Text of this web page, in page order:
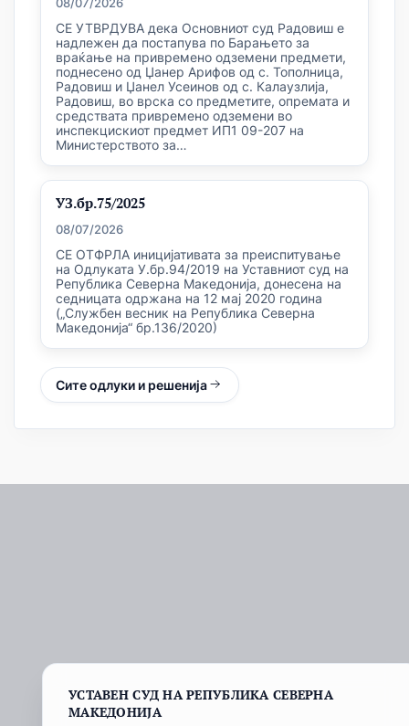
08/07/2026
СЕ УТВРДУВА дека Основниот суд Радовиш е
надлежен да постапува по Барањето за
враќање на привремено одземени предмети,
поднесено од Џанер Арифов од с. Тополница,
Радовиш и Џанел Усеинов од с. Калаузлија,
Радовиш, во врска со предметите, опремата и
средствата привремено одземени во
инспекцискиот предмет ИП1 09-207 на
Министерството за…
УЗ.бр.75/2025
08/07/2026
СЕ ОТФРЛА иницијативата за преиспитување
на Одлуката У.бр.94/2019 на Уставниот суд на
Република Северна Македонија, донесена на
седницата одржана на 12 мај 2020 година
(„Службен весник на Република Северна
Македонија“ бр.136/2020)
Сите одлуки и решенија
УСТАВЕН СУД НА РЕПУБЛИКА СЕВЕРНА
МАКЕДОНИЈА